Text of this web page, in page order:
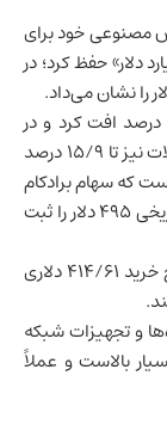
مصنوعی خود برای
را بدون تغییر و «بیش از ۱۰۰ میلیارد دلار» حفظ کرد؛ در
سهام این شرکت در معاملات روز پنج‌شنبه ۱۲/۶ درصد افت کرد و در
قیمت ۴۱۸/۹۱ دلار بسته شد. در مقطعی از معاملات نیز تا ۱۵/۹ درصد
در حالی است که سهام برادکام
یک روز قبل و پیش از انتشار گزارش مالی، رکورد تاریخی ۴۹۵ دلار را ثبت
کاهش قیمت سهام باعث شد برادکام به زیر سطح خرید ۴۱۴/۶۱ دلاری
و تجهیزات شبکه
بالاست و عملاً